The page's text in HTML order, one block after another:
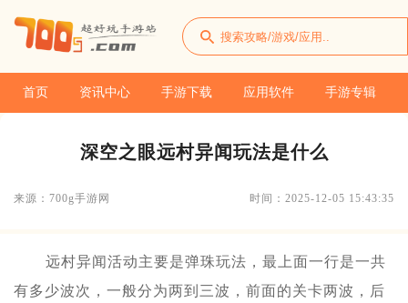
首页 资讯中心 手游下载 应用软件 手游专辑
深空之眼远村异闻玩法是什么
来源：700g手游网 时间：2025-12-05 15:43:35
远村异闻活动主要是弹珠玩法，最上面一行是一共
有多少波次，一般分为两到三波，前面的关卡两波，后